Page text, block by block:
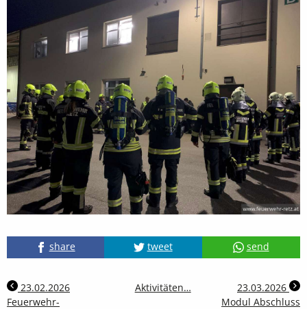
share tweet send
23.02.2026
Feuerwehr-
Aktivitäten…
23.03.2026
Modul Abschluss